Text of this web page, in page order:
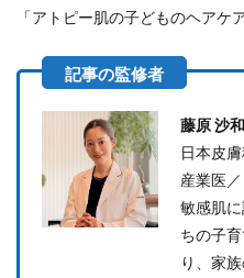
「アトピー肌の子どものヘアケア
藤原 沙
日本皮
産業医
敏感肌
ちの子
り、家